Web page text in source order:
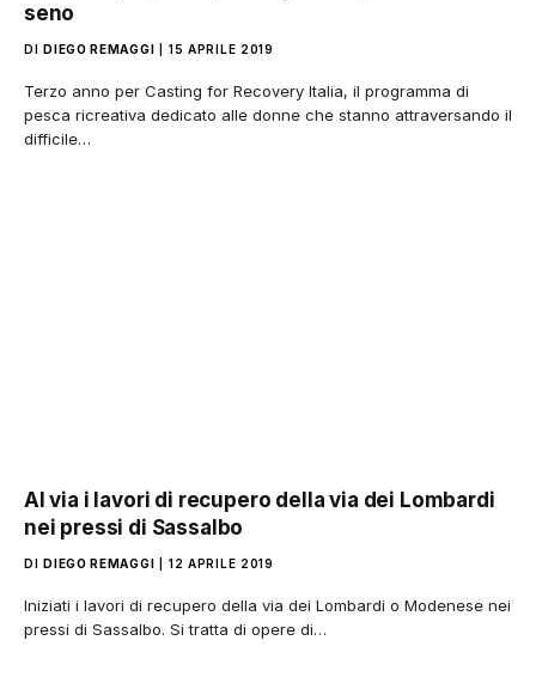
seno
DI DIEGO REMAGGI 15 APRILE 2019
Terzo anno per Casting for Recovery Italia, il programma di
pesca ricreativa dedicato alle donne che stanno attraversando il
difficile…
Al via i lavori di recupero della via dei Lombardi
nei pressi di Sassalbo
DI DIEGO REMAGGI 12 APRILE 2019
Iniziati i lavori di recupero della via dei Lombardi o Modenese nei
pressi di Sassalbo. Si tratta di opere di…